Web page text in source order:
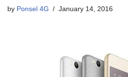
by Ponsel 4G January 14, 2016